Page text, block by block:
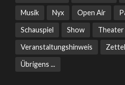
Musik Nyx Open Air
Schauspiel Show Theater
Veranstaltungshinweis
Übrigens ...